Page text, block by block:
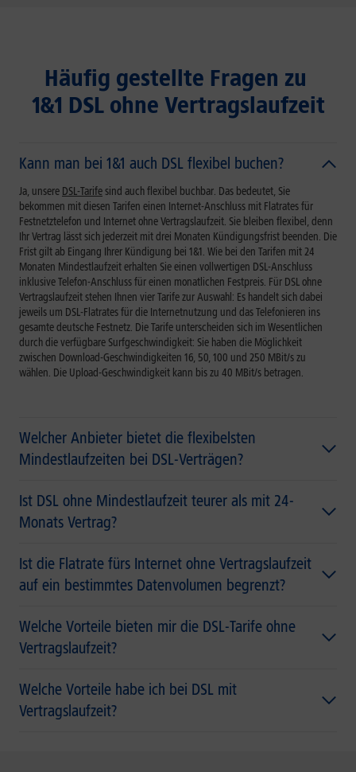
Häufig gestellte Fragen zu
1&1 DSL ohne Vertragslaufzeit
Kann man bei 1&1 auch DSL flexibel buchen?
Ja, unsere DSL-Tarifesind auch flexibel buchbar. Das bedeutet, Sie
bekommen mit diesen Tarifen einen Internet-Anschluss mit Flatrates für
Festnetztelefon und Internet ohne Vertragslaufzeit. Sie bleiben flexibel, denn
Ihr Vertrag lässt sich jederzeit mit drei Monaten Kündigungsfrist beenden. Die
Frist gilt ab Eingang Ihrer Kündigung bei 1&1. Wie bei den Tarifen mit 24
Monaten Mindestlaufzeit erhalten Sie einen vollwertigen DSL-Anschluss
inklusive Telefon-Anschluss für einen monatlichen Festpreis. Für DSL ohne
Vertragslaufzeit stehen Ihnen vier Tarife zur Auswahl: Es handelt sich dabei
jeweils um DSL-Flatrates für die Internetnutzung und das Telefonieren ins
gesamte deutsche Festnetz. Die Tarife unterscheiden sich im Wesentlichen
durch die verfügbare Surfgeschwindigkeit: Sie haben die Möglichkeit
zwischen Download-Geschwindigkeiten 16, 50, 100 und 250 MBit/s zu
wählen. Die Upload-Geschwindigkeit kann bis zu 40 MBit/s betragen.
Welcher Anbieter bietet die flexibelsten
Mindestlaufzeiten bei DSL-Verträgen?
Ist DSL ohne Mindestlaufzeit teurer als mit 24-
Monats Vertrag?
Ist die Flatrate fürs Internet ohne Vertragslaufzeit
auf ein bestimmtes Datenvolumen begrenzt?
Welche Vorteile bieten mir die DSL-Tarife ohne
Vertragslaufzeit?
Welche Vorteile habe ich bei DSL mit
Vertragslaufzeit?